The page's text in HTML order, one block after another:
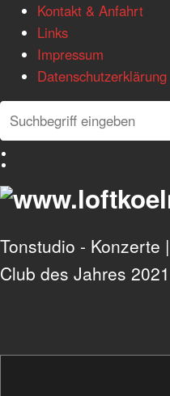
Kontakt & Anfahrt
Links
Impressum
Datenschutzerklärung
Search
Search
Tonstudio - Konzerte
Club des Jahres